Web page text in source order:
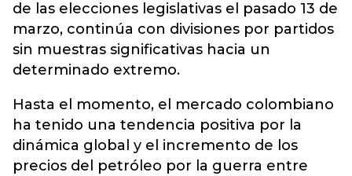
de las elecciones legislativas el pasado 13 de
marzo, continúa con divisiones por partidos
sin muestras significativas hacia un
determinado extremo.
Hasta el momento, el mercado colombiano
ha tenido una tendencia positiva por la
dinámica global y el incremento de los
precios del petróleo por la guerra entre